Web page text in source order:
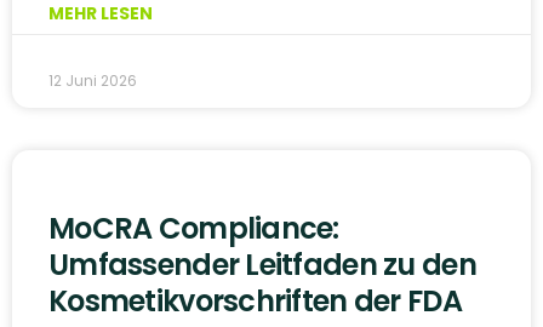
MEHR LESEN
12 Juni 2026
MoCRA Compliance:
Umfassender Leitfaden zu den
Kosmetikvorschriften der FDA